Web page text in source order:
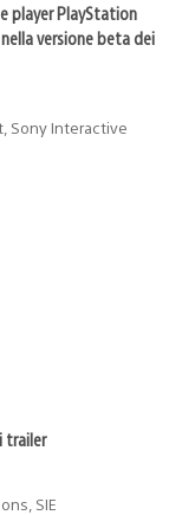
player PlayStation
versione beta dei
Sony Interactive
trailer
SIE